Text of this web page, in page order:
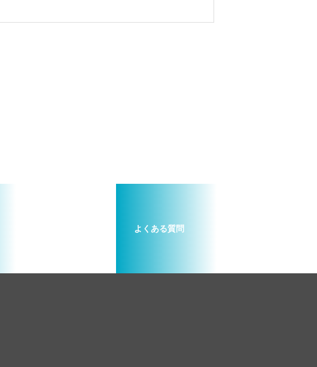
よくある質問